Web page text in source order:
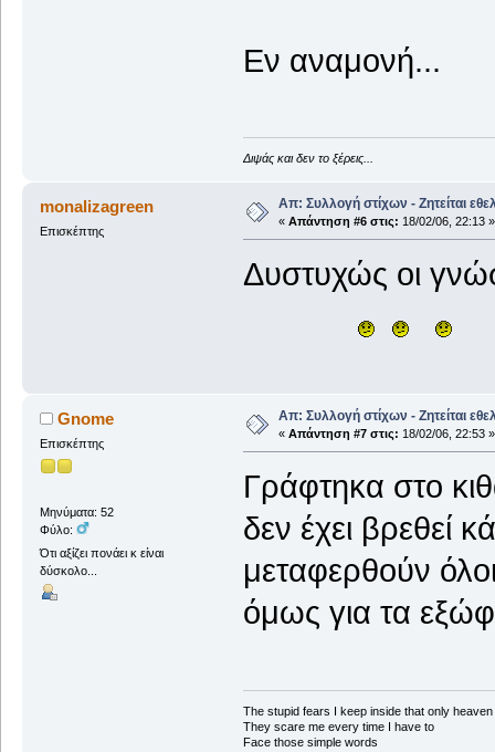
Εν αναμονή...
Διψάς και δεν το ξέρεις...
monalizagreen
Επισκέπτης
Απ: Συλλογή στίχων - Ζητείται
« Απάντηση #6 στις: 18/02/06, 22:13 »
Δυστυχώς οι
Gnome
Επισκέπτης
Μηνύματα: 52
Φύλο:
Ότι αξίζει πονάει κ είναι
δύσκολο...
Απ: Συλλογή στίχων - Ζητείται
« Απάντηση #7 στις: 18/02/06, 22:53 »
Γράφτηκα στο
δεν έχει βρεθεί
μεταφερθούν
όμως για τα
The stupid fears I keep inside that only
They scare me every time I have to
Face those simple words